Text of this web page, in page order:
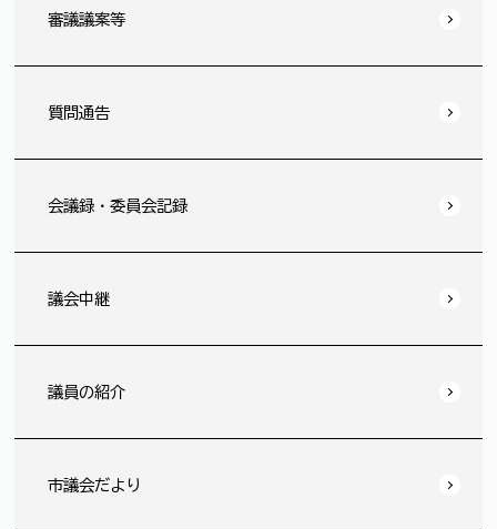
審議議案等
質問通告
会議録・委員会記録
議会中継
議員の紹介
市議会だより